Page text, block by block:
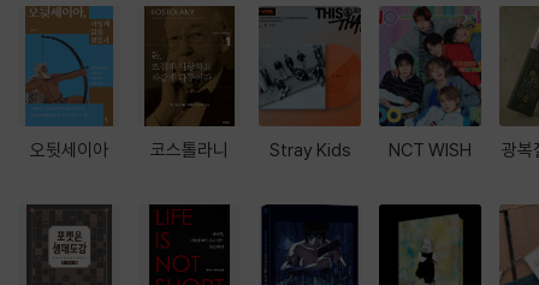
오뒷세이아 코스톨라니 Stray Kids NCT WISH 광복